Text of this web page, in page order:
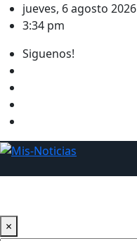
Skip
to
jueves, 6 agosto 2026
3:34 pm
Siguenos!
×